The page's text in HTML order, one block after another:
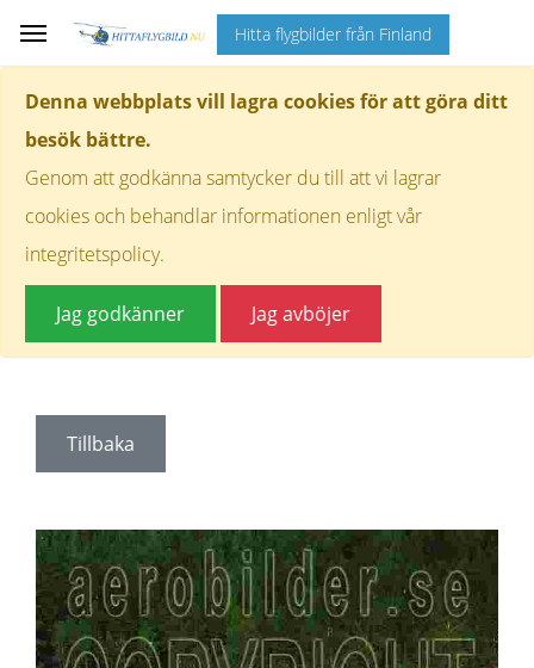
Denna webbplats vill lagra cookies för att göra ditt
besök bättre.
Genom att godkänna samtycker du till att vi lagrar
cookies och behandlar informationen enligt vår
integritetspolicy.
Jag godkänner Jag avböjer
Hitta flygbilder från Finland
Tillbaka